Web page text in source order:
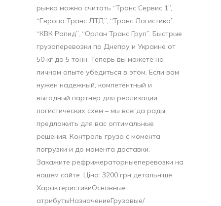
рынка можно считать “Транс Сервис 1”,
“Европа Транс ЛТД”, “Транс Логистика”,
“КВК Рапид”, “Орлан Транс Груп”. Быстрые
грузоперевозки по Днепру и Украине от
50 кг до 5 тонн. Теперь вы можете на
личном опыте убедиться в этом. Если вам
нужен надежный, компетентный и
выгодный партнер для реализации
логистических схем – мы всегда рады
предложить для вас оптимальные
решения. Контроль груза с момента
погрузки и до момента доставки.
Закажите рефрижераторныеперевозки на
нашем сайте. Ціна: 3200 грн детальніше.
ХарактеристикиОсновные
атрибутыНазначениеГрузовые/